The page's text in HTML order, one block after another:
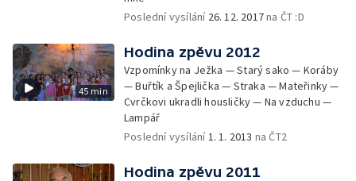
Poslední vysílání 26. 12. 2017na ČT :D
45 min
Hodina zpěvu 2012
Vzpomínky na Ježka — Starý sako — Koráby
— Buřtík a Špejlička — Straka — Mateřinky —
Cvrčkovi ukradli housličky — Na vzduchu —
Lampář
Poslední vysílání1. 1. 2013 na ČT2
Hodina zpěvu 2011